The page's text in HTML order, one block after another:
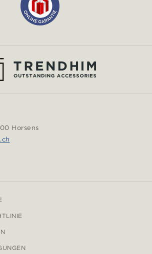
Horsens